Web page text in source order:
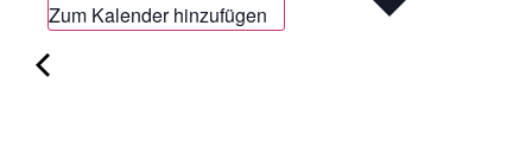
Zum Kalender hinzufügen